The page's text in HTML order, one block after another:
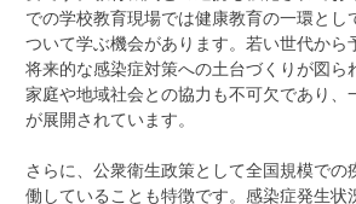
での学校教育現場では健康教育の一環とし
ついて学ぶ機会があります。若い世代から
将来的な感染症対策への土台づくりが図ら
家庭や地域社会との協力も不可欠であり、
が展開されています。
さらに、公衆衛生政策として全国規模での
働していることも特徴です。感染症発生状